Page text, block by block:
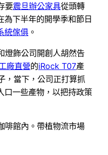
要震旦辦公家具從頭轉
為下半年的開學季和節日
統傢俱 。
燈飾公司開創人胡然告
廠直營的iRock T07產
，當下，公司正打算抓
口一些產物，以把持政策
啡館內。帶植物流市場